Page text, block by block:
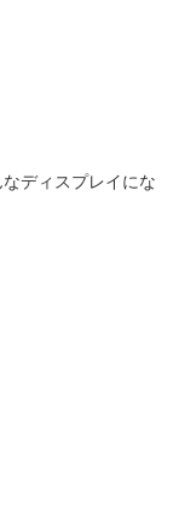
ディスプレイにな